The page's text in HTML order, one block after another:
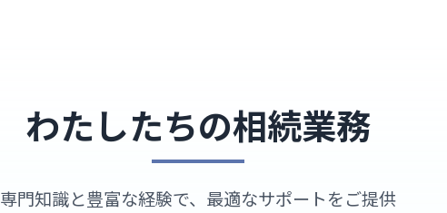
わたしたちの相続業務
専門知識と豊富な経験で、最適なサポートをご提供